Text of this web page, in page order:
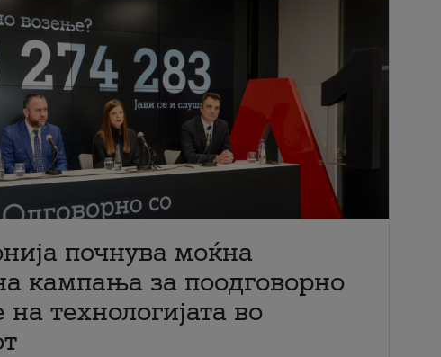
почнува моќна
кампања за поодговорно
технологијата во